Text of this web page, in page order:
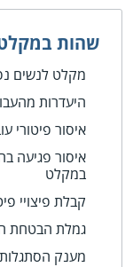
שהות במקלט
מקלט לנשים
היעדרות
איסור פיטורי
איסור פגיעה
במקלט
קבלת פיצויי
גמלת הבטחת
מענק